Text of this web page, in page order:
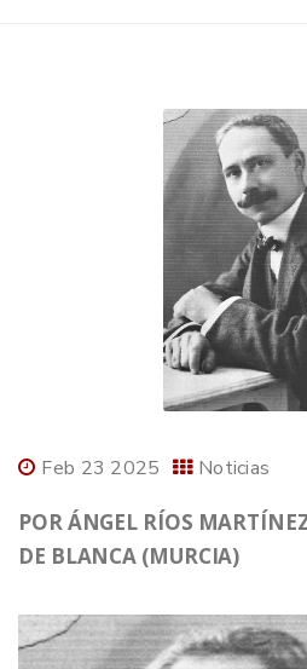
Feb 23 2025 Noticias
POR ÁNGEL RÍOS
DE BLANCA (MURCIA)